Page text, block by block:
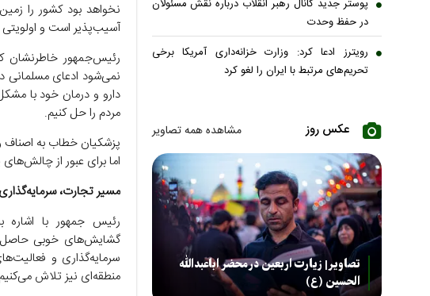
نخواهد بود کشور را
آسیب‌پذیر است و اولویتی
رئیس‌جمهور خاطرنشان
نمی‌شود ادعای مسلمانی
دارو و درمان خود با
مردم را حل کنیم.
پزشکیان خطاب به اصناف
اما برای عبور از
مسیر تجارت،
رئیس جمهور با اشاره
گشایش‌های خوبی حاصل
سرمایه‌گذاری و
منطقه‌ای نیز تلاش
پوستر جدید کانال رهبر انقلاب درباره نقش مسئولان
در حفظ وحدت
رویترز ادعا کرد: وزارت خزانه‌داری آمریکا برخی
تحریم‌های مرتبط با ایران را لغو کرد
عکس روز مشاهده همه تصاویر
تصاویر| زیارت اربعین در محضر اباعبدالله
الحسین (ع)